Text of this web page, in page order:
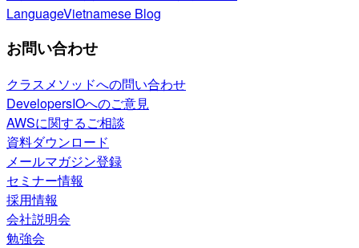
LanguageVietnamese Blog
お問い合わせ
クラスメソッドへの問い合わせ
DevelopersIOへのご意見
AWSに関するご相談
資料ダウンロード
メールマガジン登録
セミナー情報
採用情報
会社説明会
勉強会